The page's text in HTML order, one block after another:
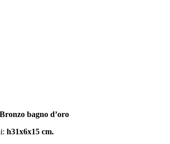
Bronzo bagno d’oro
h31x6x15 cm.